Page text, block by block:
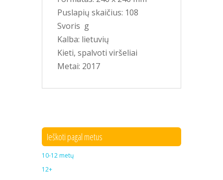
Puslapių skaičius: 108
Svoris g
Kalba: lietuvių
Kieti, spalvoti viršeliai
Metai: 2017
Ieškoti pagal metus
10-12 metų
12+